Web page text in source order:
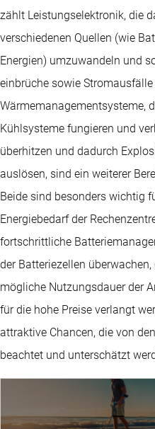
zählt Leistungselektronik, die
verschiedenen Quellen (wie
Energien) umzuwandeln und
einbrüche sowie
Wärmemanagementsysteme,
Kühlsysteme fungieren und
überhitzen und dadurch
auslösen, sind ein weiterer
Beide sind besonders wichtig
Energiebedarf der
fortschrittliche
der Batteriezellen
mögliche Nutzungsdauer der
für die hohe Preise verlangt
attraktive Chancen, die von
beachtet und unterschätzt